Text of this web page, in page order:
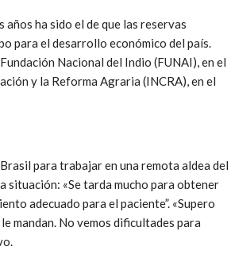
ha sido el de que las reservas
para el desarrollo económico del país.
Nacional del Indio (FUNAI), en el
y la Reforma Agraria (INCRA), en el
para trabajar en una remota aldea del
situación: «Se tarda mucho para obtener
adecuado para el paciente”. «Supero
mandan. No vemos dificultades para